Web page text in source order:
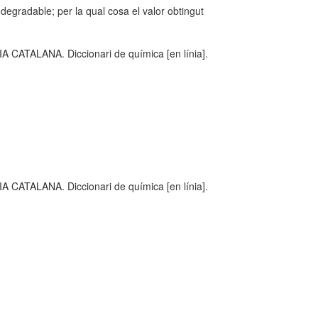
per la qual cosa el valor obtingut
CATALANA. Diccionari de química [en línia].
CATALANA. Diccionari de química [en línia].